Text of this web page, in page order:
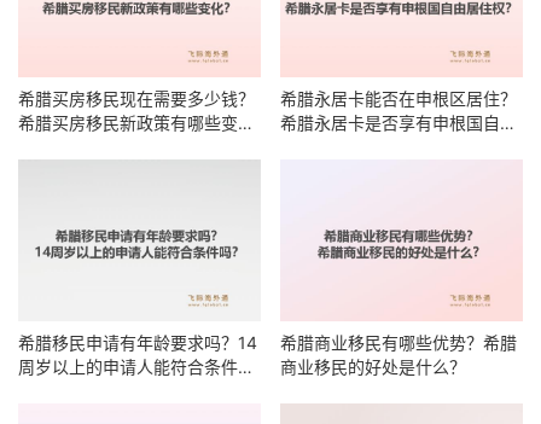
希腊买房移民现在需要多少钱？
希腊买房移民新政策有哪些变
希腊永居卡能否在申根区居住？
希腊永居卡是否享有申根国自由
希腊移民申请有年龄要求吗？14
周岁以上的申请人能符合条件
希腊商业移民有哪些优势？希腊
商业移民的好处是什么？